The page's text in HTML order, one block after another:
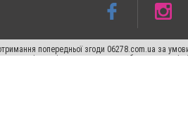
попередньої згоди 06278.com.ua за
статті не нижче другого абзацу в